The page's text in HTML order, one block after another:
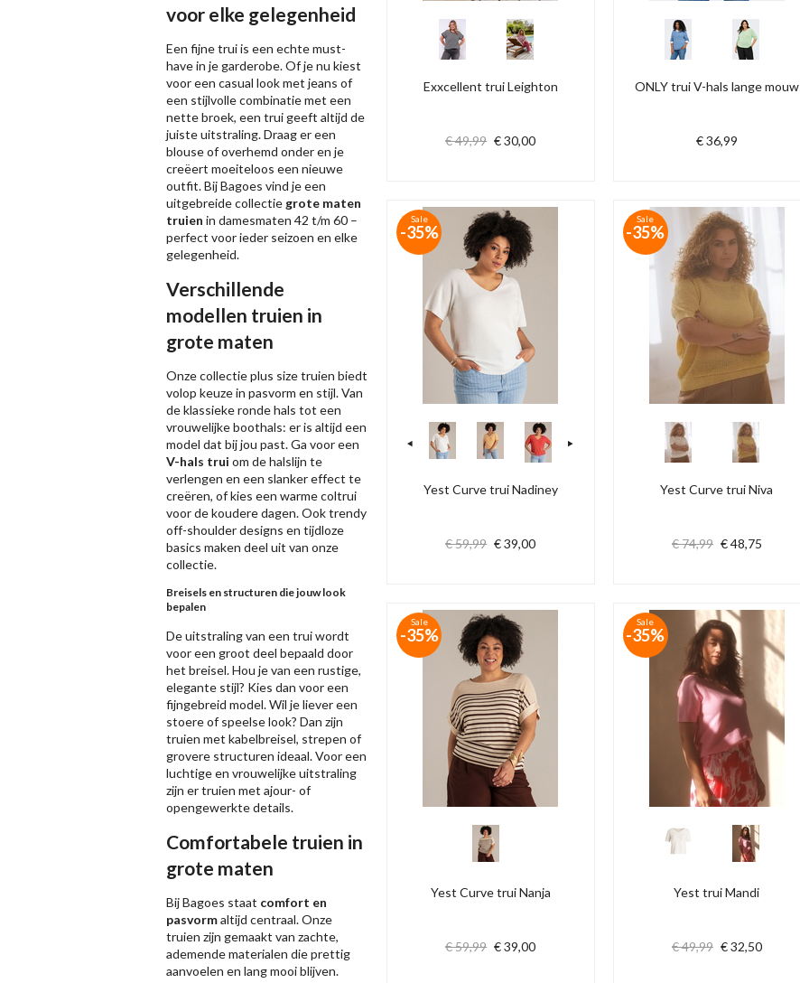
Exxcellent trui Leighton
€ 49,99 € 30,00
ONLY trui V-hals lange mouw
€ 36,99
Yest Curve trui Nadiney
€ 59,99 € 39,00
Sale
-35%
Yest Curve trui Niva
€ 74,99 € 48,75
Sale
-35%
Yest Curve trui Nanja
€ 59,99 € 39,00
Sale
-35%
Yest trui Mandi
€ 49,99 € 32,50
Sale
-35%
voor elke gelegenheid
Een fijne trui is een echte must-
have in je garderobe. Of je nu kiest
voor een casual look met jeans of
een stijlvolle combinatie met een
nette broek, een trui geeft altijd de
juiste uitstraling. Draag er een
blouse of overhemd onder en je
creëert moeiteloos een nieuwe
outfit. Bij Bagoes vind je een
uitgebreide collectie grote maten
truien in damesmaten 42 t/m 60 –
perfect voor ieder seizoen en elke
gelegenheid.
Verschillende
modellen truien in
grote maten
Onze collectie plus size truien biedt
volop keuze in pasvorm en stijl. Van
de klassieke ronde hals tot een
vrouwelijke boothals: er is altijd een
model dat bij jou past. Ga voor een
V-hals trui om de halslijn te
verlengen en een slanker effect te
creëren, of kies een warme coltrui
voor de koudere dagen. Ook trendy
off-shoulder designs en tijdloze
basics maken deel uit van onze
collectie.
Breisels en structuren die jouw look
bepalen
De uitstraling van een trui wordt
voor een groot deel bepaald door
het breisel. Hou je van een rustige,
elegante stijl? Kies dan voor een
fijngebreid model. Wil je liever een
stoere of speelse look? Dan zijn
truien met kabelbreisel, strepen of
grovere structuren ideaal. Voor een
luchtige en vrouwelijke uitstraling
zijn er truien met ajour- of
opengewerkte details.
Comfortabele truien in
grote maten
Bij Bagoes staat comfort en
pasvormaltijd centraal. Onze
truien zijn gemaakt van zachte,
ademende materialen die prettig
aanvoelen en lang mooi blijven.